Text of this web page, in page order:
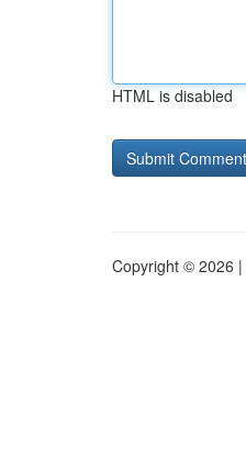
HTML is disabled
Copyright © 2026 |